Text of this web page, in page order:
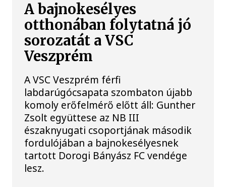
A bajnokesélyes
otthonában folytatná jó
sorozatát a VSC
Veszprém
A VSC Veszprém férfi
labdarúgócsapata szombaton újabb
komoly erőfelmérő előtt áll: Gunther
Zsolt együttese az NB III
északnyugati csoportjának második
fordulójában a bajnokesélyesnek
tartott Dorogi Bányász FC vendége
lesz.